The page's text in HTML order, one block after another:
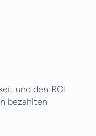
und den ROI
bezahlten